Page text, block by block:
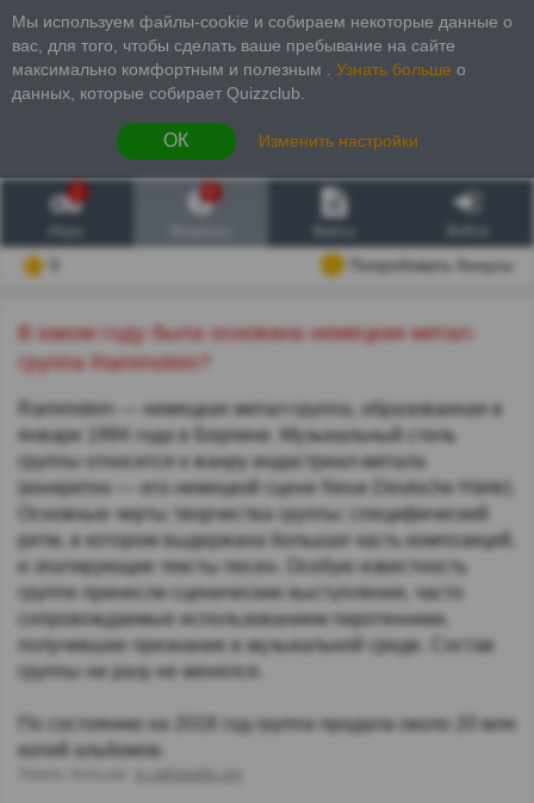
Мы используем файлы-cookie и собираем некоторые данные о
вас, для того, чтобы сделать ваше пребывание на сайте
максимально комфортным и полезным
Узнать больше о
данных, которые собирает Quizzclub.
ОК Изменить настройки
1
Попробовать бонусы
В каком году была основана немецкая метал-
группа Rammstein?
Rammstein — немецкая метал-группа, образованная в
январе 1994 года в Берлине. Музыкальный стиль
группы относится к жанру индастриал-метала
(конкретно — его немецкой сцене Neue Deutsche Härte).
Основные черты творчества группы: специфический
ритм, в котором выдержана большая часть композиций,
и эпатирующие тексты песен. Особую известность
группе принесли сценические выступления, часто
сопровождаемые использованием пиротехники,
получившие признание в музыкальной среде. Состав
группы ни разу не менялся.
По состоянию на 2018 год группа продала около 20 млн
копий альбомов.